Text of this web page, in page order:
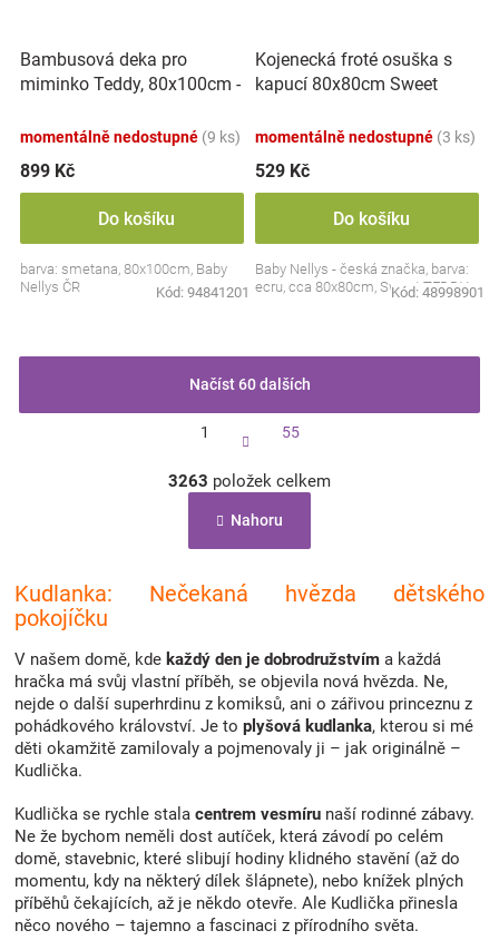
Bambusová deka pro
miminko Teddy, 80x100cm -
momentálně nedostupné (9 ks)
899 Kč
Do košíku
barva: smetana, 80x100cm, Baby
Nellys ČR
Kód: 94841201
Kojenecká froté osuška s
kapucí 80x80cm Sweet
momentálně nedostupné (3 ks)
529 Kč
Do košíku
Baby Nellys - česká značka, barva:
ecru, cca 80x80cm, Sweet TEDDY
Kód: 48998901
v
á
d
r
v
k
y
v
ý
s
u
Načíst 60 dalších
t
á
n
k
v
1 55
3263 položek celkem
Nahoru
Kudlanka: Nečekaná hvězda dětského
pokojíčku
V našem domě, kde každý den je dobrodružstvím a každá
hračka má svůj vlastní příběh, se objevila nová hvězda. Ne,
nejde o další superhrdinu z komiksů, ani o zářivou princeznu z
pohádkového království. Je to plyšová kudlanka, kterou si mé
děti okamžitě zamilovaly a pojmenovaly ji – jak originálně –
Kudlička.
Kudlička se rychle stala centrem vesmíru naší rodinné zábavy.
Ne že bychom neměli dost autíček, která závodí po celém
domě, stavebnic, které slibují hodiny klidného stavění (až do
momentu, kdy na některý dílek šlápnete), nebo knížek plných
příběhů čekajících, až je někdo otevře. Ale Kudlička přinesla
něco nového – tajemno a fascinaci z přírodního světa.